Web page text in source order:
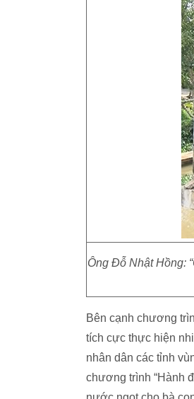
Ông Đỗ Nhật Hồng:
Bên cạnh chương
tích cực thực hiện
nhân dân các tỉnh
chương trình “Hành